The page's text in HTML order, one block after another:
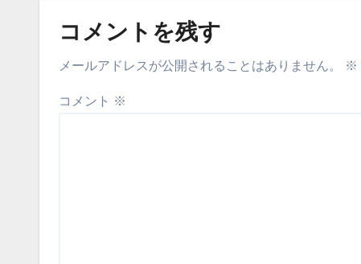
コメントを残す
メールアドレスが公開されることはありません。 ※
コメント ※